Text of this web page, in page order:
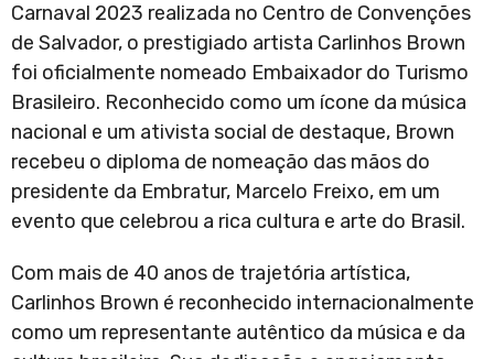
Carnaval 2023 realizada no Centro de Convenções
de Salvador, o prestigiado artista Carlinhos Brown
foi oficialmente nomeado Embaixador do Turismo
Brasileiro. Reconhecido como um ícone da música
nacional e um ativista social de destaque, Brown
recebeu o diploma de nomeação das mãos do
presidente da Embratur, Marcelo Freixo, em um
evento que celebrou a rica cultura e arte do Brasil.
Com mais de 40 anos de trajetória artística,
Carlinhos Brown é reconhecido internacionalmente
como um representante autêntico da música e da